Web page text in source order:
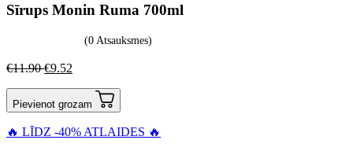
Sīrups Monin Ruma 700ml
(0 Atsauksmes)
€11.90 €9.52
Pievienot grozam
🔥 LĪDZ -40% ATLAIDES 🔥